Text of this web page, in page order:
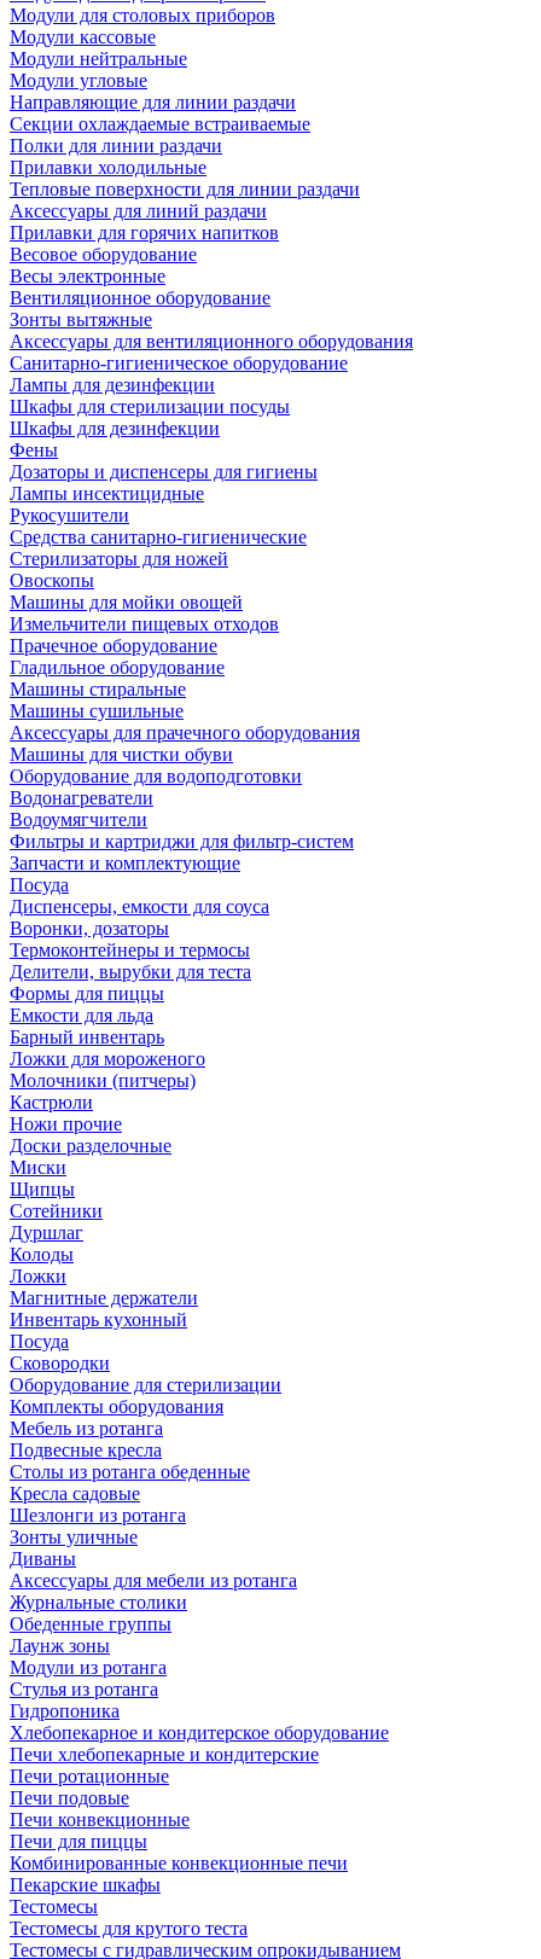
Модули для столовых приборов
Модули кассовые
Модули нейтральные
Модули угловые
Направляющие для линии раздачи
Секции охлаждаемые встраиваемые
Полки для линии раздачи
Прилавки холодильные
Тепловые поверхности для линии раздачи
Аксессуары для линий раздачи
Прилавки для горячих напитков
Весовое оборудование
Весы электронные
Вентиляционное оборудование
Зонты вытяжные
Аксессуары для вентиляционного оборудования
Санитарно-гигиеническое оборудование
Лампы для дезинфекции
Шкафы для стерилизации посуды
Шкафы для дезинфекции
Фены
Дозаторы и диспенсеры для гигиены
Лампы инсектицидные
Рукосушители
Средства санитарно-гигиенические
Стерилизаторы для ножей
Овоскопы
Машины для мойки овощей
Измельчители пищевых отходов
Прачечное оборудование
Гладильное оборудование
Машины стиральные
Машины сушильные
Аксессуары для прачечного оборудования
Машины для чистки обуви
Оборудование для водоподготовки
Водонагреватели
Водоумягчители
Фильтры и картриджи для фильтр-систем
Запчасти и комплектующие
Посуда
Диспенсеры, емкости для соуса
Воронки, дозаторы
Термоконтейнеры и термосы
Делители, вырубки для теста
Формы для пиццы
Емкости для льда
Барный инвентарь
Ложки для мороженого
Молочники (питчеры)
Кастрюли
Ножи прочие
Доски разделочные
Миски
Щипцы
Сотейники
Дуршлаг
Колоды
Ложки
Магнитные держатели
Инвентарь кухонный
Посуда
Сковородки
Оборудование для стерилизации
Комплекты оборудования
Мебель из ротанга
Подвесные кресла
Столы из ротанга обеденные
Кресла садовые
Шезлонги из ротанга
Зонты уличные
Диваны
Аксессуары для мебели из ротанга
Журнальные столики
Обеденные группы
Лаунж зоны
Модули из ротанга
Стулья из ротанга
Гидропоника
Хлебопекарное и кондитерское оборудование
Печи хлебопекарные и кондитерские
Печи ротационные
Печи подовые
Печи конвекционные
Печи для пиццы
Комбинированные конвекционные печи
Пекарские шкафы
Тестомесы
Тестомесы для крутого теста
Тестомесы с гидравлическим опрокидыванием